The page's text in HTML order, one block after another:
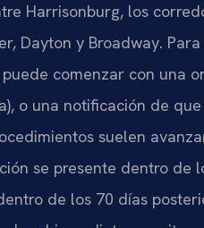
Harrisonburg, los
Dayton y Broadway.
comenzar con una
o una notificación de
suelen
se presente dentro de
de los 70 días